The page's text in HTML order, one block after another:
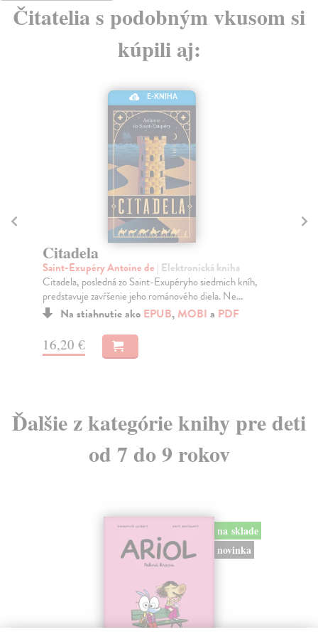
Čitatelia s podobným vkusom si
kúpili aj:
E-KNIHA
Citadela
Saint-Exupéry Antoine de | Elektronická kniha
Citadela, posledná zo Saint-Exupéryho siedmich kníh,
predstavuje zavŕšenie jeho románového diela. Ne...
Na stiahnutie ako EPUB,MOBI a PDF
16,20 €
Ďalšie z kategórie knihy pre deti
od 7 do 9 rokov
na sklade
novinka